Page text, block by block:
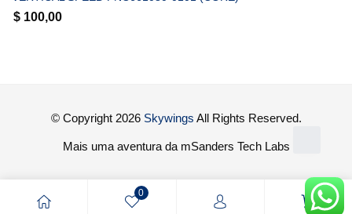
$ 100,00
0 0
© Copyright 2026 Skywings All Rights Reserved.
Mais uma aventura da mSanders Tech Labs